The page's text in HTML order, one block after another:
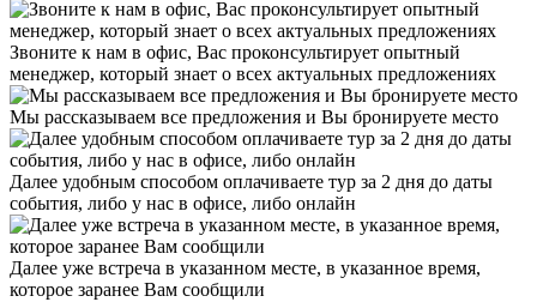
Звоните к нам в офис, Вас проконсультирует опытный
менеджер, который знает о всех актуальных предложениях
Мы рассказываем все предложения и Вы бронируете место
Далее удобным способом оплачиваете тур за 2 дня до даты
события, либо у нас в офисе, либо онлайн
Далее уже встреча в указанном месте, в указанное время,
которое заранее Вам сообщили